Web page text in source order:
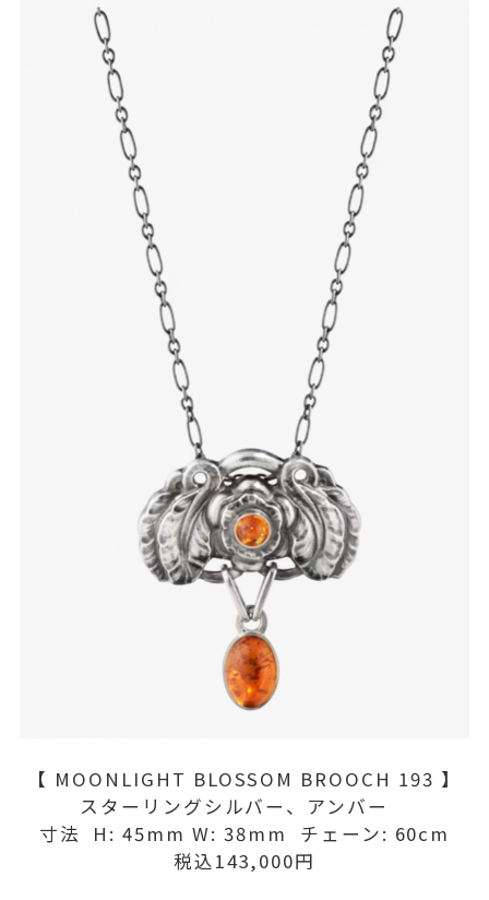
【 MOONLIGHT BLOSSOM BROOCH 193 】
スターリングシルバー、アンバー
寸法 H: 45mm W: 38mm チェーン: 60cm
税込143,000円